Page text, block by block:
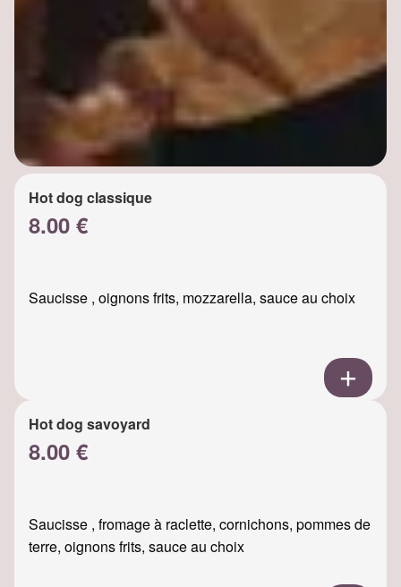
Hot dog classique
8.00 €
Saucisse , oignons frits, mozzarella, sauce au choix
Hot dog savoyard
8.00 €
Saucisse , fromage à raclette, cornichons, pommes de
terre, oignons frits, sauce au choix